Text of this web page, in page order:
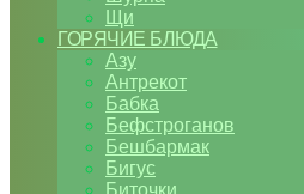
Щи
ГОРЯЧИЕ БЛЮДА
Азу
Антрекот
Бабка
Бефстроганов
Бешбармак
Бигус
Биточки